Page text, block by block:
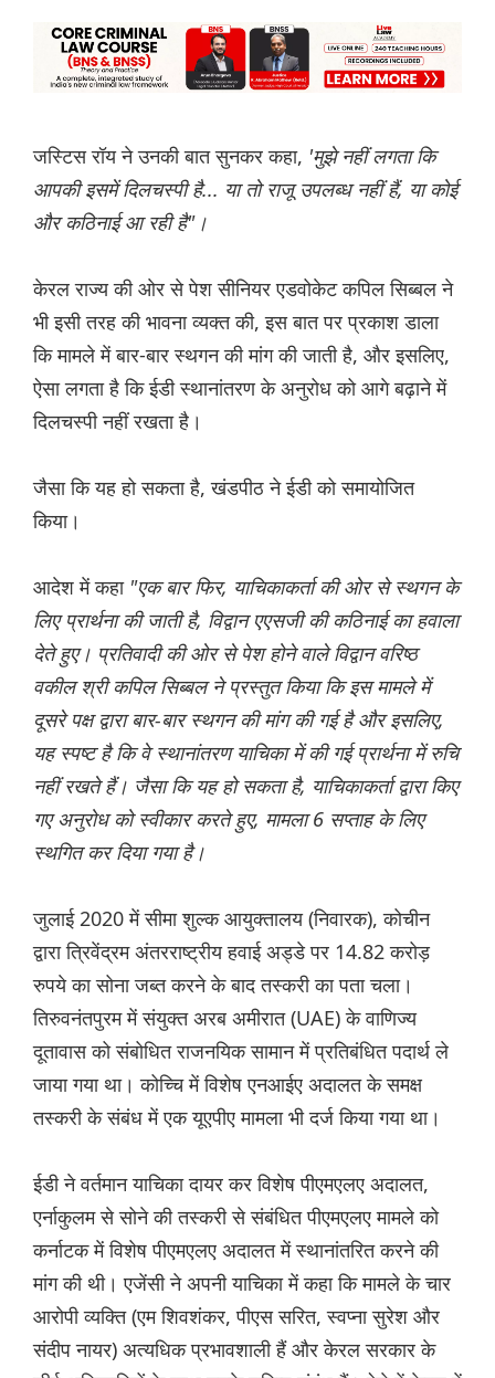
जस्टिस रॉय ने उनकी बात सुनकर कहा, 'मुझे नहीं लगता कि
आपकी इसमें दिलचस्पी है... या तो राजू उपलब्ध नहीं हैं, या कोई
और कठिनाई आ रही है"।
केरल राज्य की ओर से पेश सीनियर एडवोकेट कपिल सिब्बल ने
भी इसी तरह की भावना व्यक्त की, इस बात पर प्रकाश डाला
कि मामले में बार-बार स्थगन की मांग की जाती है, और इसलिए,
ऐसा लगता है कि ईडी स्थानांतरण के अनुरोध को आगे बढ़ाने में
दिलचस्पी नहीं रखता है।
जैसा कि यह हो सकता है, खंडपीठ ने ईडी को समायोजित
किया।
आदेश में कहा "एक बार फिर, याचिकाकर्ता की ओर से स्थगन के
लिए प्रार्थना की जाती है, विद्वान एएसजी की कठिनाई का हवाला
देते हुए। प्रतिवादी की ओर से पेश होने वाले विद्वान वरिष्ठ
वकील श्री कपिल सिब्बल ने प्रस्तुत किया कि इस मामले में
दूसरे पक्ष द्वारा बार-बार स्थगन की मांग की गई है और इसलिए,
यह स्पष्ट है कि वे स्थानांतरण याचिका में की गई प्रार्थना में रुचि
नहीं रखते हैं। जैसा कि यह हो सकता है, याचिकाकर्ता द्वारा किए
गए अनुरोध को स्वीकार करते हुए, मामला 6 सप्ताह के लिए
स्थगित कर दिया गया है।
जुलाई 2020 में सीमा शुल्क आयुक्तालय (निवारक), कोचीन
द्वारा त्रिवेंद्रम अंतरराष्ट्रीय हवाई अड्डे पर 14.82 करोड़
रुपये का सोना जब्त करने के बाद तस्करी का पता चला।
तिरुवनंतपुरम में संयुक्त अरब अमीरात (UAE) के वाणिज्य
दूतावास को संबोधित राजनयिक सामान में प्रतिबंधित पदार्थ ले
जाया गया था। कोच्चि में विशेष एनआईए अदालत के समक्ष
तस्करी के संबंध में एक यूएपीए मामला भी दर्ज किया गया था।
ईडी ने वर्तमान याचिका दायर कर विशेष पीएमएलए अदालत,
एर्नाकुलम से सोने की तस्करी से संबंधित पीएमएलए मामले को
कर्नाटक में विशेष पीएमएलए अदालत में स्थानांतरित करने की
मांग की थी। एजेंसी ने अपनी याचिका में कहा कि मामले के चार
आरोपी व्यक्ति (एम शिवशंकर, पीएस सरित, स्वप्ना सुरेश और
संदीप नायर) अत्यधिक प्रभावशाली हैं और केरल सरकार के